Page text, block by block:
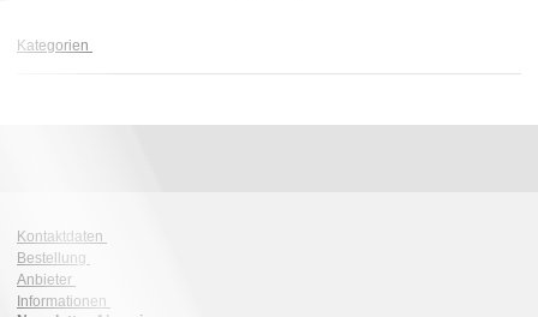
Kategorien
Kontaktdaten
Bestellung
Anbieter
Informationen